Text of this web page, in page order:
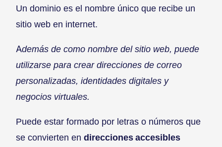
Un dominio es el nombre único que recibe un
sitio web en internet.
Además de como nombre del sitio web, puede
utilizarse para crear direcciones de correo
personalizadas, identidades digitales y
negocios virtuales.
Puede estar formado por letras o números que
se convierten en direcciones accesibles